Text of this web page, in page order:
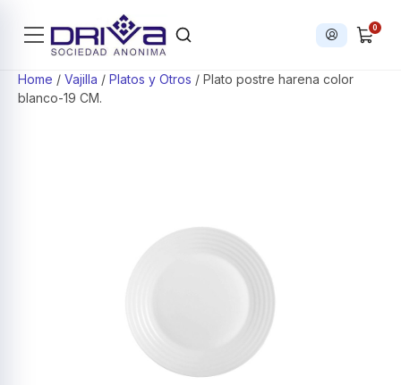
Iniciar
0
Home / Vajilla / Platos y Otros / Plato postre harena color
blanco-19 CM.